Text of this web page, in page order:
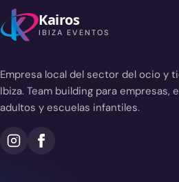
Kairos
IBIZA EVENTOS
Empresa local del sector del ocio y
Ibiza. Team building para empresas,
adultos y escuelas infantiles.